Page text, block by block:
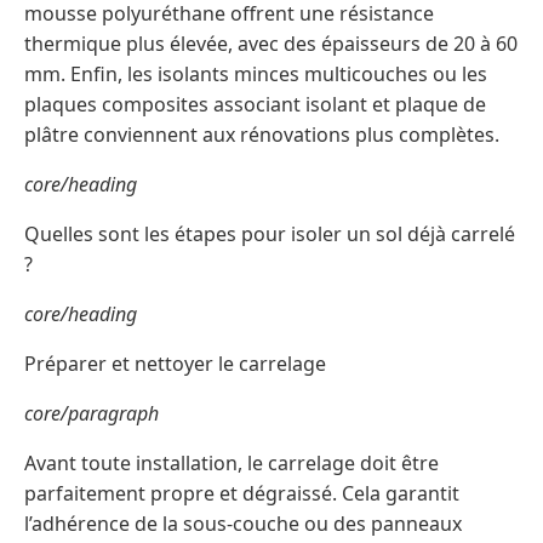
mousse polyuréthane offrent une résistance
thermique plus élevée, avec des épaisseurs de 20 à 60
mm. Enfin, les isolants minces multicouches ou les
plaques composites associant isolant et plaque de
plâtre conviennent aux rénovations plus complètes.
core/heading
Quelles sont les étapes pour isoler un sol déjà carrelé
?
core/heading
Préparer et nettoyer le carrelage
core/paragraph
Avant toute installation, le carrelage doit être
parfaitement propre et dégraissé. Cela garantit
l’adhérence de la sous-couche ou des panneaux